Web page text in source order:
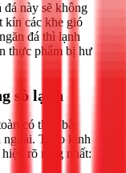
đá này sẽ không
kín các khe gió
đá thì lạnh
thực phẩm bị hư
sò lạnh
có thể "bắt
ngoài. Theo kinh
rõ ràng nhất: